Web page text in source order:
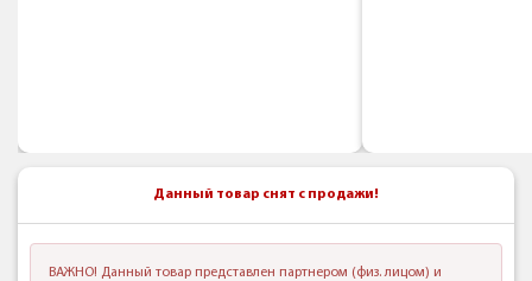
Данный товар снят с продажи!
ВАЖНО! Данный товар представлен партнером (физ. лицом) и